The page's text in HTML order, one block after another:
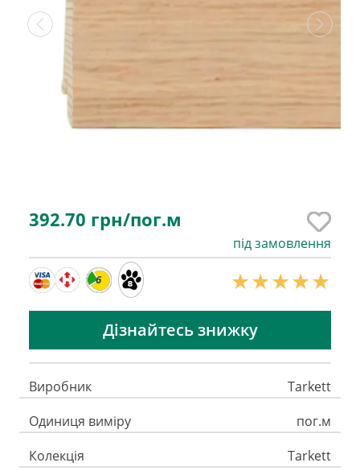
392.70 грн/пог.м
під замовлення
6
Дізнайтесь знижку
Виробник
Tarkett
Одиниця виміру
пог.м
Колекція
Tarkett